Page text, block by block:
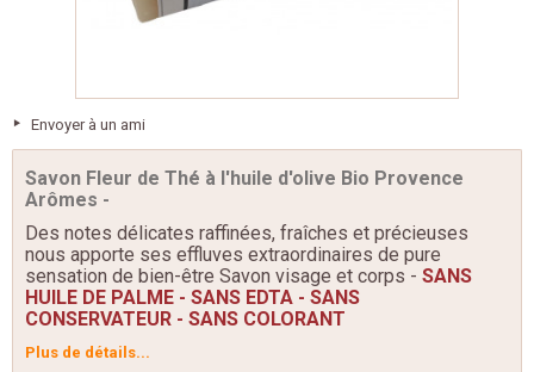
Envoyer à un ami
Savon Fleur de Thé à l'huile d'olive Bio Provence
Arômes -
Des notes délicates raffinées, fraîches et précieuses
nous apporte ses effluves extraordinaires de pure
sensation de bien-être Savon visage et corps - SANS
HUILE DE PALME - SANS EDTA - SANS
CONSERVATEUR - SANS COLORANT
Plus de détails...